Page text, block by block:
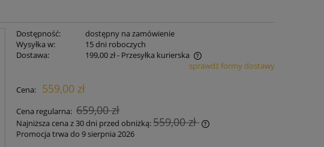
Dostępność:
dostępny na zamówienie
Wysyłka w:
15 dni roboczych
Dostawa:
199,00 zł- Przesyłka kurierska
płatności
sprawdź formy dostawy
Cena: 559,00 zł
Cena regularna: 659,00 zł
Najniższa cena z 30 dni przed obniżką:559,00 zł
Promocja trwa do 9 sierpnia 2026